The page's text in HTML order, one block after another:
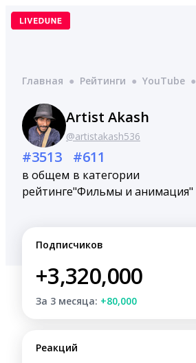
Перейти
Главная ● Рейтинги ● YouTube ●
Artist Akash
@artistakash536
#3513
в общем
рейтинге
#611
в категории
"Фильмы и анимация"
Подписчиков
+3,320,000
За 3 месяца: +80,000
Реакций